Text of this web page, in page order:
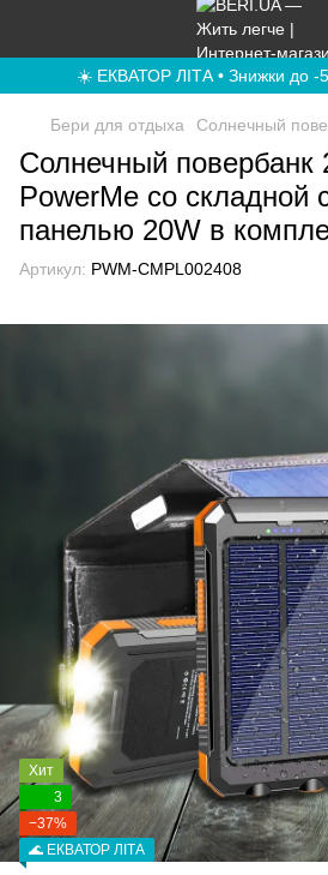
☀️ ЕКВАТОР ЛІТА • Знижки до -
Бери для отдыха Солнечный
Солнечный повербанк
PowerMe со складной
панелью 20W в
Артикул: PWM-CMPL002408
Хит
3
−37%
🌊 ЕКВАТОР ЛІТА